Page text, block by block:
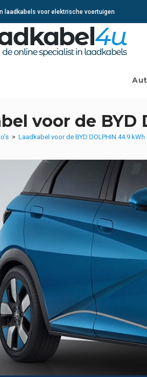
laadkabels voor elektrische voertuigen
voor de
> Laadkabel voor de BYD DOLPHIN 44.9